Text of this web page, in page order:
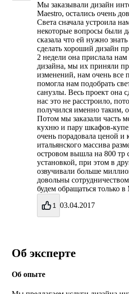
Мы заказывали дизайн
Maestro, остались очень
Света сначала устроила
некоторые вопросы были
сказала что ей нужно
сделать хороший дизайн
2 недели она прислала
дизайна, мы их приняли
изменений, нам очень все
помогла нам подобрать
санузлы. Весь проект она
нас это не расстроило,
получился именно таким,
Потом мы заказали часть
кухню и пару шкафов-
очень порадовала ценой и
итальянского массива
островом вышла на 800 тр
установкой, при этом в
озвучивали больше
довольны
будем обращаться только
1 03.04.2017
Об эксперте
Об опыте